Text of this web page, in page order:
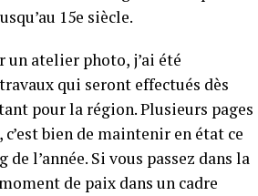
15e siècle.
un atelier photo, j’ai été
qui seront effectués dès
pour la région. Plusieurs pages
bien de maintenir en état ce
l’année. Si vous passez dans la
de paix dans un cadre